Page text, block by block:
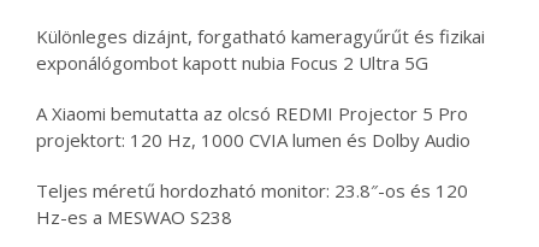
Különleges dizájnt, forgatható kameragyűrűt és fizikai
exponálógombot kapott nubia Focus 2 Ultra 5G
A Xiaomi bemutatta az olcsó REDMI Projector 5 Pro
projektort: 120 Hz, 1000 CVIA lumen és Dolby Audio
Teljes méretű hordozható monitor: 23.8″-os és 120
Hz-es a MESWAO S238